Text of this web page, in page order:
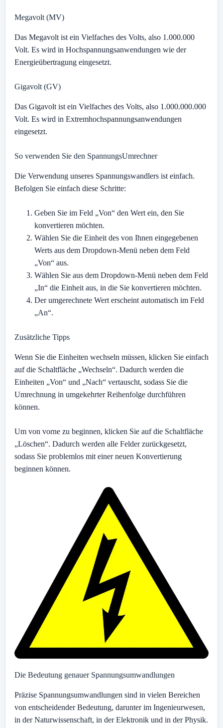
Megavolt (MV)
Das Megavolt ist ein Vielfaches des Volts, also 1.000.000
Volt. Es wird in Hochspannungsanwendungen wie der
Energieübertragung eingesetzt.
Gigavolt (GV)
Das Gigavolt ist ein Vielfaches des Volts, also 1.000.000.000
Volt. Es wird in Extremhochspannungsanwendungen
eingesetzt.
So verwenden Sie den SpannungsUmrechner
Die Verwendung unseres Spannungswandlers ist einfach.
Befolgen Sie einfach diese Schritte:
Geben Sie im Feld „Von“ den Wert ein, den Sie
konvertieren möchten.
Wählen Sie die Einheit des von Ihnen eingegebenen
Werts aus dem Dropdown-Menü neben dem Feld
„Von“ aus.
Wählen Sie aus dem Dropdown-Menü neben dem Feld
„In“ die Einheit aus, in die Sie konvertieren möchten.
Der umgerechnete Wert erscheint automatisch im Feld
„An“.
Zusätzliche Tipps
Wenn Sie die Einheiten wechseln müssen, klicken Sie einfach
auf die Schaltfläche „Wechseln“. Dadurch werden die
Einheiten „Von“ und „Nach“ vertauscht, sodass Sie die
Umrechnung in umgekehrter Reihenfolge durchführen
können.
Um von vorne zu beginnen, klicken Sie auf die Schaltfläche
„Löschen“. Dadurch werden alle Felder zurückgesetzt,
sodass Sie problemlos mit einer neuen Konvertierung
beginnen können.
Die Bedeutung genauer Spannungsumwandlungen
Präzise Spannungsumwandlungen sind in vielen Bereichen
von entscheidender Bedeutung, darunter im Ingenieurwesen,
in der Naturwissenschaft, in der Elektronik und in der Physik.